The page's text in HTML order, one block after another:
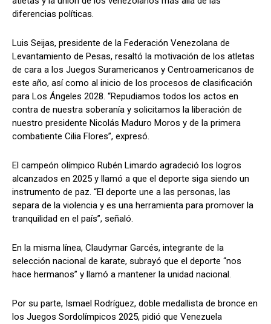
diferencias políticas.
Luis Seijas, presidente de la Federación Venezolana de
Levantamiento de Pesas, resaltó la motivación de los atletas
de cara a los Juegos Suramericanos y Centroamericanos de
este año, así como al inicio de los procesos de clasificación
para Los Ángeles 2028. “Repudiamos todos los actos en
contra de nuestra soberanía y solicitamos la liberación de
nuestro presidente Nicolás Maduro Moros y de la primera
combatiente Cilia Flores”, expresó.
El campeón olímpico Rubén Limardo agradeció los logros
alcanzados en 2025 y llamó a que el deporte siga siendo un
instrumento de paz. “El deporte une a las personas, las
separa de la violencia y es una herramienta para promover la
tranquilidad en el país”, señaló.
En la misma línea, Claudymar Garcés, integrante de la
selección nacional de karate, subrayó que el deporte “nos
hace hermanos” y llamó a mantener la unidad nacional.
Por su parte, Ismael Rodríguez, doble medallista de bronce en
los Juegos Sordolímpicos 2025, pidió que Venezuela